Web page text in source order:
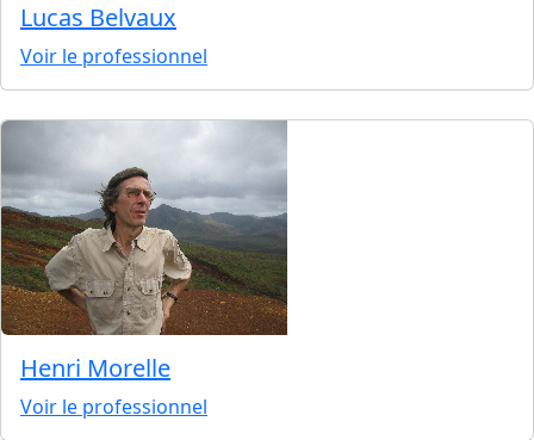
Lucas Belvaux
Voir le professionnel
Henri Morelle
Voir le professionnel